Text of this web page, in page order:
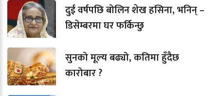
दुई वर्षपछि बोलिन शेख हसिना, भनिन् –
डिसेम्बरमा घर फर्किन्छु
सुनको मूल्य बढ्यो, कतिमा हुँदैछ
कारोबार ?